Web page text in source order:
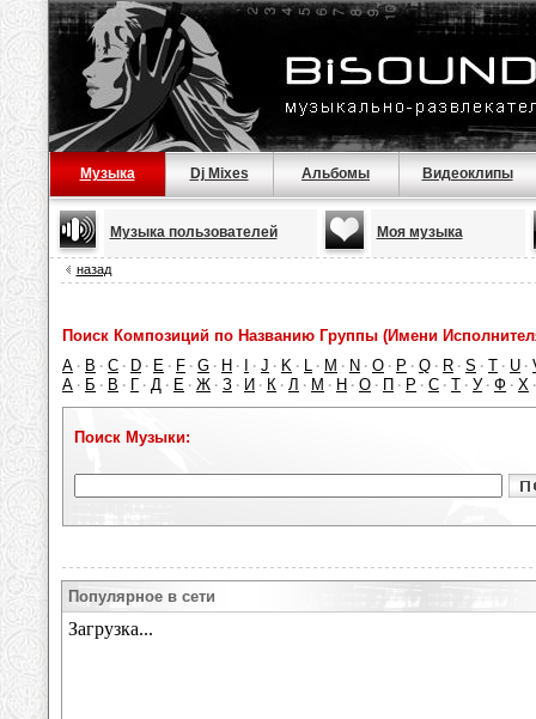
Музыка Dj Mixes Альбомы Видеоклипы
Музыка пользователей Моя музыка
назад
Поиск Композиций по Названию Группы (Имени
A · B · C · D · E · F · G · H · · J · K · L · M · N · O · P · Q · R · S · T · U ·
А · Б · В · Г · Д · Е · Ж · З · И · К · Л · М · Н · О · П · Р · С · Т · У · Ф · Х
Поиск Музыки:
Популярное в сети